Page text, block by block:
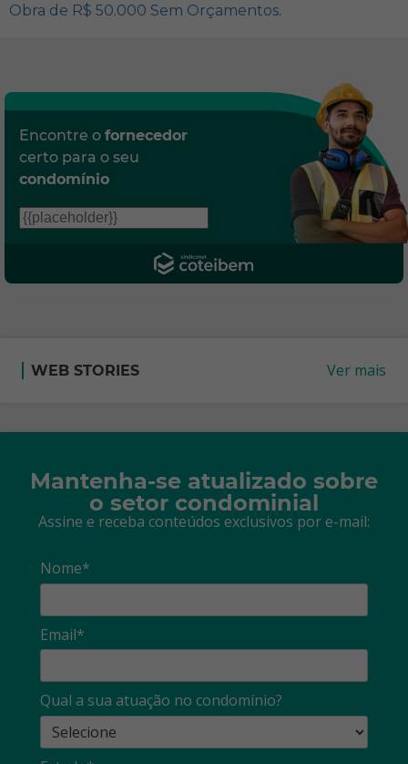
Obra de R$ 50.000 Sem Orçamentos.
Encontre o fornecedor
certo para o seu
condomínio
WEB STORIES Ver mais
Mantenha-se atualizado sobre
o setor condominial
Assine e receba conteúdos exclusivos por e-mail:
Nome*
Email*
Qual a sua atuação no condomínio?